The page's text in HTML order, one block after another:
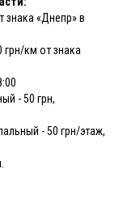
знака «Днепр» в
грн/км от знака
- 50 грн,
- 50 грн/этаж,